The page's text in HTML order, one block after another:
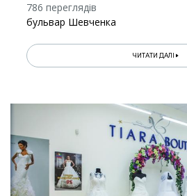
786 переглядів
бульвар Шевченка
ЧИТАТИ ДАЛІ